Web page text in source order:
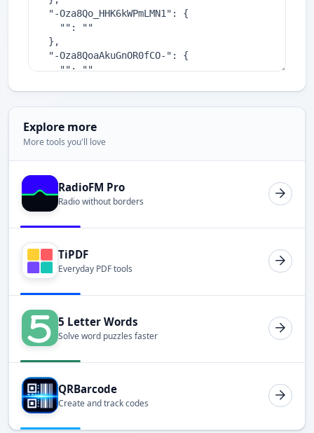
Explore more
More tools you'll love
RadioFM Pro
Radio without borders
TiPDF
Everyday PDF tools
5 Letter Words
Solve word puzzles faster
QRBarcode
Create and track codes